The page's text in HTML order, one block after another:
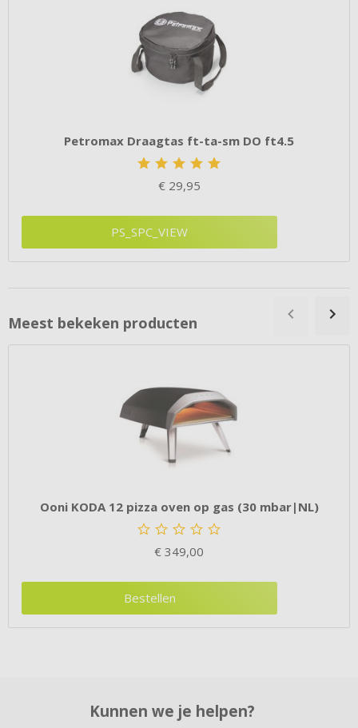
Petromax Draagtas ft-ta-sm DO ft4.5
€ 29,95
PS_SPC_VIEW
Meest bekeken producten
Ooni KODA 12 pizza oven op gas (30 mbar|NL)
€ 349,00
Bestellen
Kunnen we je helpen?